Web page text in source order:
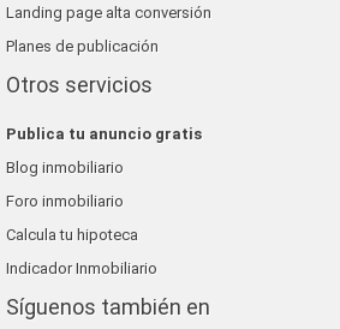
Landing page alta conversión
Planes de publicación
Otros servicios
Publica tu anuncio gratis
Blog inmobiliario
Foro inmobiliario
Calcula tu hipoteca
Indicador Inmobiliario
Síguenos también en